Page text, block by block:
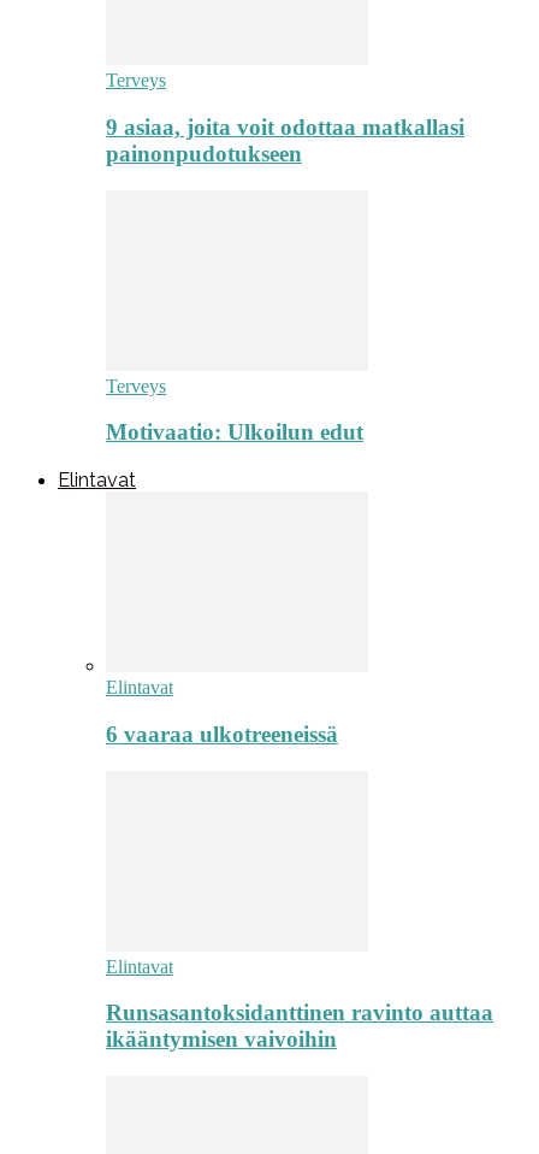
Terveys
9 asiaa, joita voit odottaa matkallasi
painonpudotukseen
Terveys
Motivaatio: Ulkoilun edut
Elintavat
Elintavat
6 vaaraa ulkotreeneissä
Elintavat
Runsasantoksidanttinen ravinto auttaa
ikääntymisen vaivoihin